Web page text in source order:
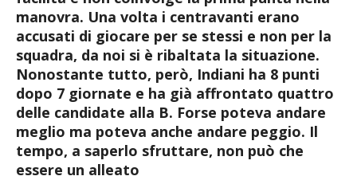
manovra. Una volta i centravanti erano
accusati di giocare per se stessi e non per la
squadra, da noi si è ribaltata la situazione.
Nonostante tutto, però, Indiani ha 8 punti
dopo 7 giornate e ha già affrontato quattro
delle candidate alla B. Forse poteva andare
meglio ma poteva anche andare peggio. Il
tempo, a saperlo sfruttare, non può che
essere un alleato